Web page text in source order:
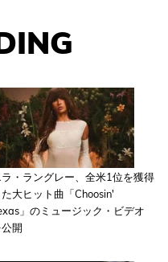
ラ・ラングレー、全米1位を獲得
た大ヒット曲「Choosin'
」のミュージック・ビデオ
開